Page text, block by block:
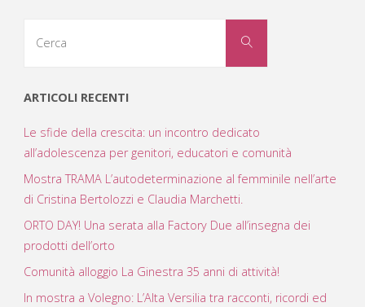
Cerca
ARTICOLI RECENTI
Le sfide della crescita: un incontro dedicato
all’adolescenza per genitori, educatori e comunità
Mostra TRAMA L’autodeterminazione al femminile nell’arte
di Cristina Bertolozzi e Claudia Marchetti.
ORTO DAY! Una serata alla Factory Due all’insegna dei
prodotti dell’orto
Comunità alloggio La Ginestra 35 anni di attività!
In mostra a Volegno: L’Alta Versilia tra racconti, ricordi ed